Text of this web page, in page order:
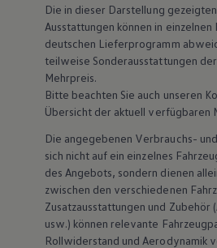
Die in dieser Darstellung
Ausstattungen können in
deutschen Lieferprogramm
teilweise Sonderausstattungen
Mehrpreis.
Bitte beachten Sie auch unseren
Übersicht der aktuell verfügbaren
Die angegebenen Verbrauchs-
sich nicht auf ein einzelnes
des Angebots, sondern dienen
zwischen den verschiedenen
Zusatzausstattungen und Zubehör
usw.) können relevante
Rollwiderstand und Aerodynamik